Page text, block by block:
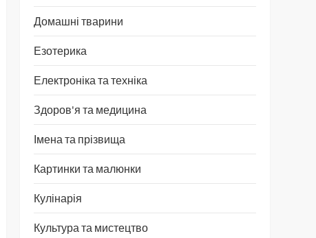
Домашні тварини
Езотерика
Електроніка та техніка
Здоров'я та медицина
Імена та прізвища
Картинки та малюнки
Кулінарія
Культура та мистецтво